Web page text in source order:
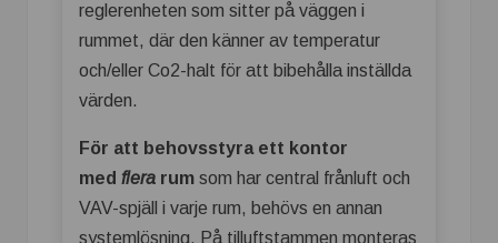
reglerenheten som sitter på väggen i
rummet, där den känner av temperatur
och/eller Co2-halt för att bibehålla inställda
värden.
För att behovsstyra ett kontor
med flera rum som har central frånluft och
VAV-spjäll i varje rum, behövs en annan
systemlösning. På tilluftstammen monteras